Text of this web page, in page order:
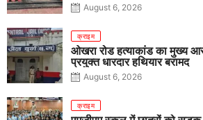
August 6, 2026
क्राइम
ओखरा रोड हत्याकांड का मुख्य
प्रयुक्त धारदार हथियार बरामद
August 6, 2026
क्राइम